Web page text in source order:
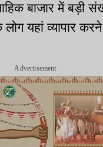
बाजार में बड़ी
लोग यहां व्यापार
Advertisement